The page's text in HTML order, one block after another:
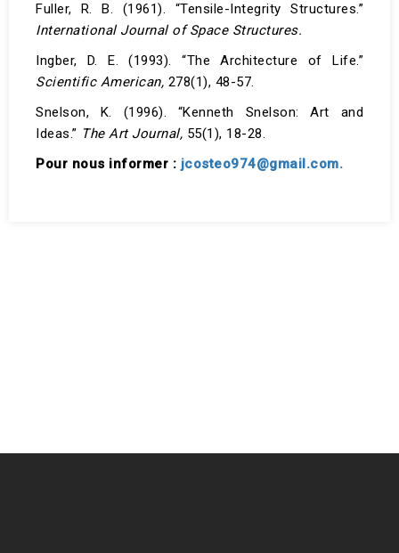
Fuller, R. B. (1961). “Tensile-Integrity Structures.”
International Journal of Space Structures.
Ingber, D. E. (1993). “The Architecture of Life.”
Scientific American, 278(1), 48-57.
Snelson, K. (1996). “Kenneth Snelson: Art and
Ideas.” The Art Journal, 55(1), 18-28.
Pour nous informer : jcosteo974@gmail.com.